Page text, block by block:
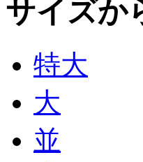
サイズか
特大
大
並